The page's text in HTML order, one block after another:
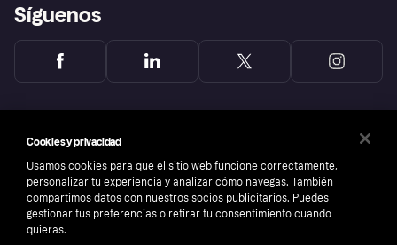
Síguenos
Cookies y privacidad
Usamos cookies para que el sitio web funcione correctamente,
personalizar tu experiencia y analizar cómo navegas. También
compartimos datos con nuestros socios publicitarios. Puedes
gestionar tus preferencias o retirar tu consentimiento cuando
quieras.